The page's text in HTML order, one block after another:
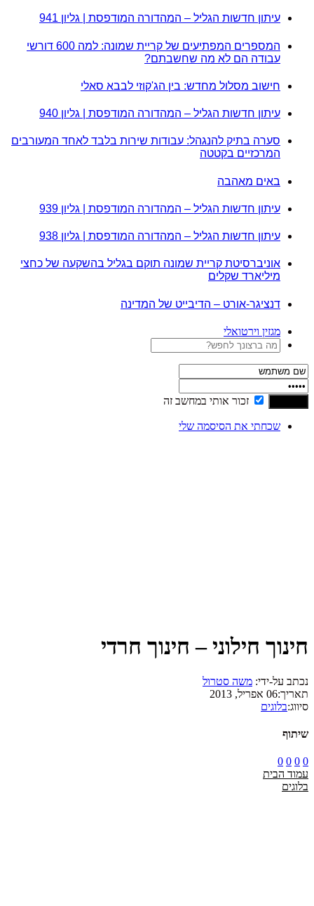
עיתון חדשות הגליל – המהדורה המודפסת | גליון 941
המספרים המפתיעים של קריית שמונה: למה 600 דורשי
עבודה הם לא מה שחשבתם?
חישוב מסלול מחדש: בין הג'קוזי לבבא סאלי
עיתון חדשות הגליל – המהדורה המודפסת | גליון 940
סערה בתיק להנגהל: עבודות שירות בלבד לאחד המעורבים
המרכזיים בקטטה
באים מאהבה
עיתון חדשות הגליל – המהדורה המודפסת | גליון 939
עיתון חדשות הגליל – המהדורה המודפסת | גליון 938
אוניברסיטת קריית שמונה תוקם בגליל בהשקעה של כחצי
מיליארד שקלים
דנציגר-אורט – הדיבייט של המדינה
מגזין וירטואלי
זכור אותי במחשב זה
שכחתי את הסיסמה שלי
חינוך חילוני – חינוך חרדי
נכתב על-ידי: משה סטרול
תאריך:06 אפריל, 2013
סיווג:בלוגים
שיתוף
0
0
0
0
עמוד הבית
בלוגים